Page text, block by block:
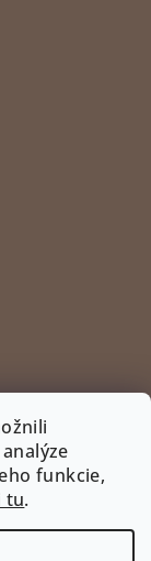
funkcie,
tu.